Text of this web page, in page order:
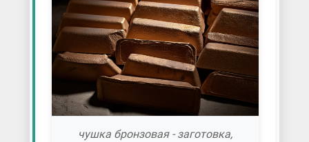
чушка бронзовая - заготовка,